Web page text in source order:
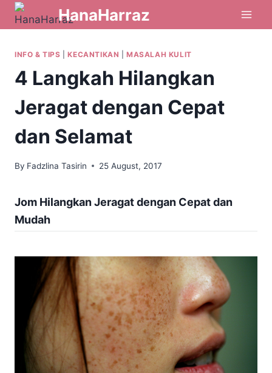
HanaHarraz
INFO & TIPS |KECANTIKAN |MASALAH KULIT
4 Langkah Hilangkan
Jeragat dengan Cepat
dan Selamat
By Fadzlina Tasirin 25 August, 2017
Jom Hilangkan Jeragat dengan Cepat dan
Mudah